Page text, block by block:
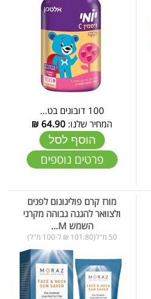
100 דובונים בט...
המחיר שלנו: 64.90
₪
הוסף לסל
פרטים נוספים
מורז קרם פוליגונום לפנים
ולצוואר להגנה גבוהה מקרני
השמש M...
50 מ"ל(101.80 ₪ ל-100 מ"ל)